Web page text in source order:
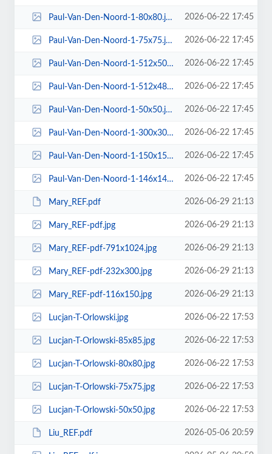
Paul-Van-Den-Noord-1-80x80.jpg 2026-06-22 17:45
Paul-Van-Den-Noord-1-75x75.jpg 2026-06-22 17:45
Paul-Van-Den-Noord-1-512x500.jpg 2026-06-22 17:45
Paul-Van-Den-Noord-1-512x480.jpg 2026-06-22 17:45
Paul-Van-Den-Noord-1-50x50.jpg 2026-06-22 17:45
Paul-Van-Den-Noord-1-300x300.jpg 2026-06-22 17:45
Paul-Van-Den-Noord-1-150x150.jpg 2026-06-22 17:45
Paul-Van-Den-Noord-1-146x146.jpg 2026-06-22 17:45
Mary_REF.pdf 2026-06-29 21:13
Mary_REF-pdf.jpg 2026-06-29 21:13
Mary_REF-pdf-791x1024.jpg 2026-06-29 21:13
Mary_REF-pdf-232x300.jpg 2026-06-29 21:13
Mary_REF-pdf-116x150.jpg 2026-06-29 21:13
Lucjan-T-Orlowski.jpg 2026-06-22 17:53
Lucjan-T-Orlowski-85x85.jpg 2026-06-22 17:53
Lucjan-T-Orlowski-80x80.jpg 2026-06-22 17:53
Lucjan-T-Orlowski-75x75.jpg 2026-06-22 17:53
Lucjan-T-Orlowski-50x50.jpg 2026-06-22 17:53
Liu_REF.pdf 2026-05-06 20:59